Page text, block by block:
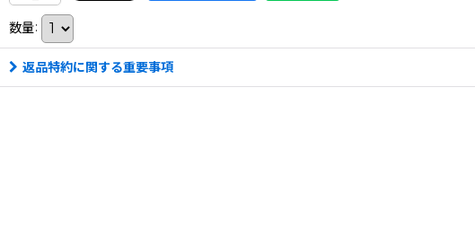
数量:
返品特約に関する重要事項